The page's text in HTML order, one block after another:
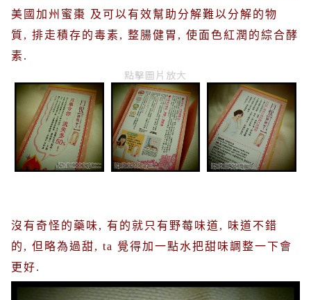
美國加州蜜棗 及可以有效幫助分解難以分解的物
質, 排走積存的毒素, 整腸健胃 , 使面色紅潤的綜合酵
素.
點擊圖片放大
沒有奇怪的藥味, 有的就只有野莓味道,
味道不錯
的 , 但略為過甜, ta 覺得加一點水把甜味調整一下會
更好.